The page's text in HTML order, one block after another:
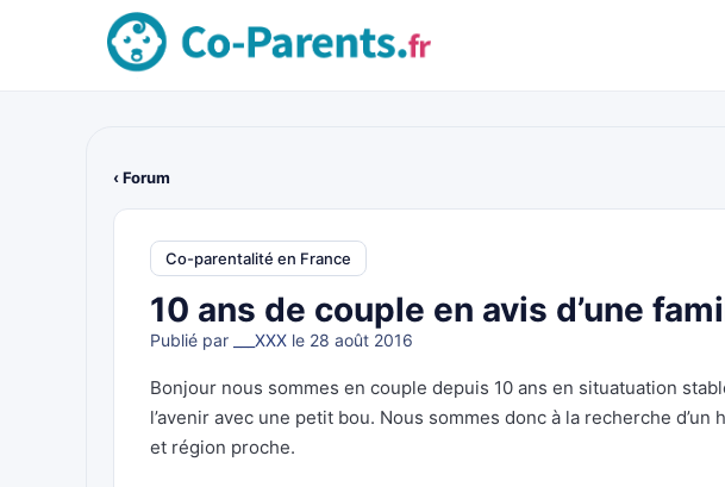
‹ Forum
Co-parentalité en France
10 ans de couple en avis d’une
Publié par ___XXX le 28 août 2016
Bonjour nous sommes en couple depuis 10 ans en situatuation
l’avenir avec une petit bou. Nous sommes donc à la recherche
et région proche.